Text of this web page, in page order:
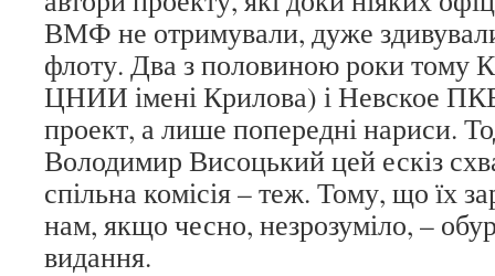
ВМФ не отримували, дуже
флоту. Два з половиною роки тому
ЦНИИ імені Крилова) і Невское
проект, а лише попередні нариси.
Володимир Висоцький цей ескіз
спільна комісія – теж. Тому, що їх
нам, якщо чесно, незрозуміло, –
видання.